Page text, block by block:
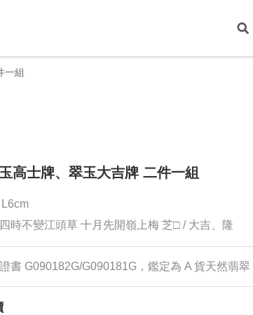
一組
高士牌、翠玉大吉牌 二件一組
L6cm
時不變江頭草 十月先開嶺上梅 芝□ / 大吉、隆
書 G090182G/G090181G，鑑定為 A 貨天然翡翠